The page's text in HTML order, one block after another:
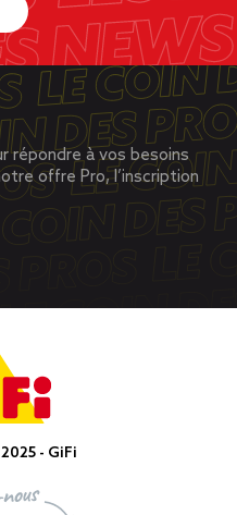
répondre à vos besoins
offre Pro, l’inscription
- GiFi